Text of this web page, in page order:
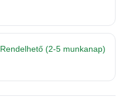
Rendelhető (2-5 munkanap)